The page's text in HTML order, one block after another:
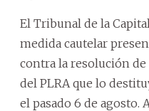
El Tribunal de la
medida cautelar
contra la resolución
del PLRA que lo
el pasado 6 de agosto.